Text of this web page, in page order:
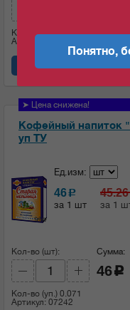
Кол-во (кг)50
Артикул: 05525
➤ Цена снижена!
Кофейный напиток
уп ТУ
Ед.изм:
46c
за 1 шт
45.26
за 1
Кол-во (шт):
Кол-во (уп.) 0.071
Артикул: 07242
Сумма:
46 c
Понятно,